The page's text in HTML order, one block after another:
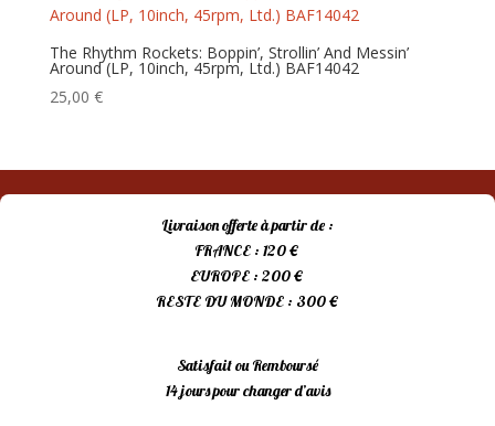
The Rhythm Rockets: Boppin’, Strollin’ And Messin’
Around (LP, 10inch, 45rpm, Ltd.) BAF14042
25,00 €
Livraison offerte à partir de :
FRANCE : 120 €
EUROPE : 200 €
RESTE DU MONDE : 300 €
Satisfait ou Remboursé
14 jours pour changer d’avis